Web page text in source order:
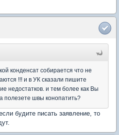
конденсат собирается что не
!!! и в УК сказали пишите
недостатков. и тем более как Вы
полезете швы конопатить?
будите писать заявление, то